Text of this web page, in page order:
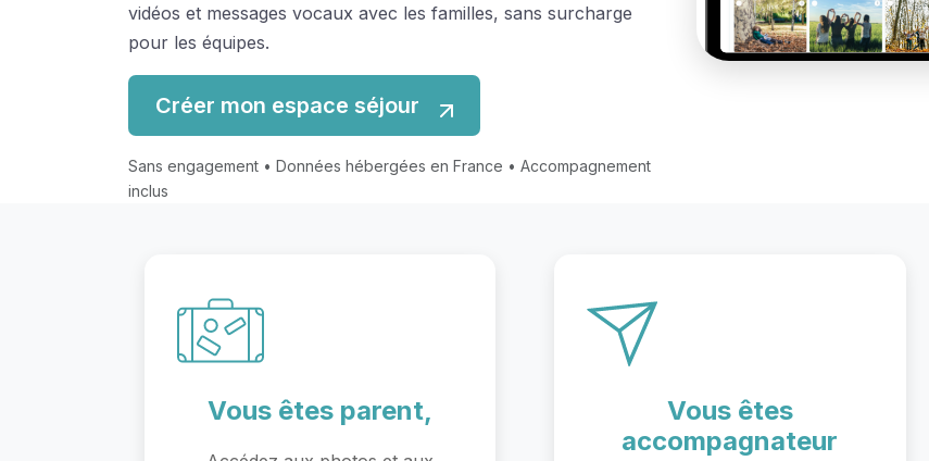
vidéos et messages vocaux avec les familles, sans surcharge
pour les équipes.
Créer mon espace séjour
Sans engagement • Données hébergées en France • Accompagnement
inclus
Vous êtes parent,
Vous êtes
accompagnateur